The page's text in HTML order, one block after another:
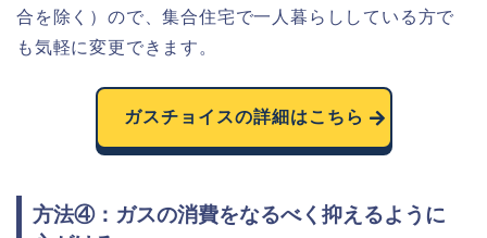
合を除く）ので、集合住宅で一人暮らししている方で
も気軽に変更できます。
ガスチョイスの詳細はこちら
方法④：ガスの消費をなるべく抑えるように